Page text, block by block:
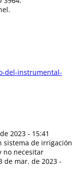
del-instrumental-
2023 - 15:41
sistema de irrigación
no necesitar
de mar. de 2023 -